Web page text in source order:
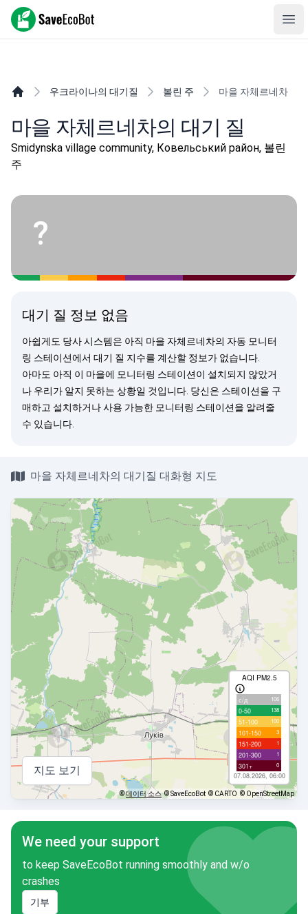
SaveEcoBot
우크라이나의 대기질 볼린 주 마을 자체르네차
마을 자체르네차의 대기 질
Smidynska village community, Ковельський район, 볼린
주
?
대기 질 정보 없음
아쉽게도 당사 시스템은 아직 마을 자체르네차의 자동 모니터
링 스테이션에서 대기 질 지수를 계산할 정보가 없습니다.
아마도 아직 이 마을에 모니터링 스테이션이 설치되지 않았거
나 우리가 알지 못하는 상황일 것입니다. 당신은 스테이션을 구
매하고 설치하거나 사용 가능한 모니터링 스테이션을 알려줄
수 있습니다.
마을 자체르네차의 대기질 대화형 지도
AQI PM2.5
с/д 106
0-50 138
51-100 100
101-150 3
151-200 1
201-300 1
301+ 0
07.08.2026, 06:00
지도 보기
©데이터 소스 © SaveEcoBot © CARTO © OpenStreetMap
We need your support
to keep SaveEcoBot running smoothly and w/o
crashes
기부